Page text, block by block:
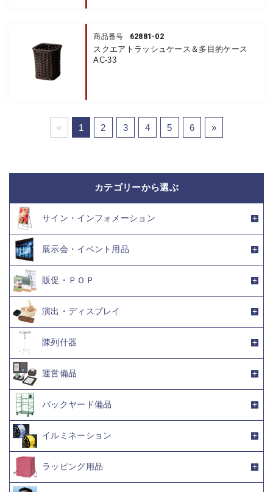
商品番号 62881-02
スクエアトラッシュケース＆多目的ケース
AC-33
« 1 2 3 4 5 6 »
カテゴリーから選ぶ
サイン・インフォメーション
展示会・イベント用品
販促・ＰＯＰ
演出・ディスプレイ
陳列什器
運営備品
バックヤード備品
イルミネーション
ラッピング用品